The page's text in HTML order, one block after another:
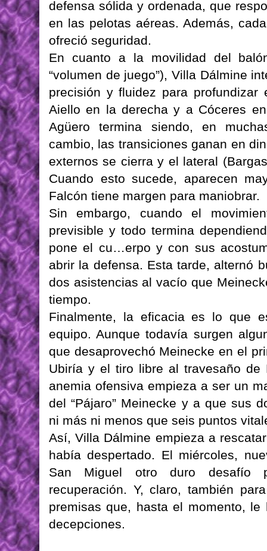
defensa sólida y ordenada, que
en las pelotas aéreas. Además,
ofreció seguridad.
En cuanto a la movilidad del
“volumen de juego”), Villa Dálmine
precisión y fluidez para
Aiello en la derecha y a Cóceres
Agüero termina siendo, en
cambio, las transiciones ganan en
externos se cierra y el lateral
Cuando esto sucede, aparecen
Falcón tiene margen para maniobrar.
Sin embargo, cuando el
previsible y todo termina
pone el cu…erpo y con sus
abrir la defensa. Esta tarde, alternó
dos asistencias al vacío que
tiempo.
Finalmente, la eficacia es lo que
equipo. Aunque todavía surgen
que desaprovechó Meinecke en el
Ubiría y el tiro libre al travesaño de
anemia ofensiva empieza a ser un
del “Pájaro” Meinecke y a que sus
ni más ni menos que seis puntos
Así, Villa Dálmine empieza a
había despertado. El miércoles,
San Miguel otro duro desafío
recuperación. Y, claro, también
premisas que, hasta el momento,
decepciones.